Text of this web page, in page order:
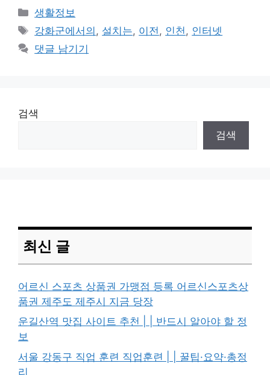
카
테
고
리
생활정보
태
그
강화군에서의 , 설치는, 이전 , 인천 , 인터넷
댓글 남기기
검색
검색
최신 글
어르신 스포츠 상품권 가맹점 등록 어르신스포츠상
품권 제주도 제주시 지금 당장
운길산역 맛집 사이트 추천 | | 반드시 알아야 할 정
보
서울 강동구 직업 훈련 직업훈련 | | 꿀팁·요약·총정
리